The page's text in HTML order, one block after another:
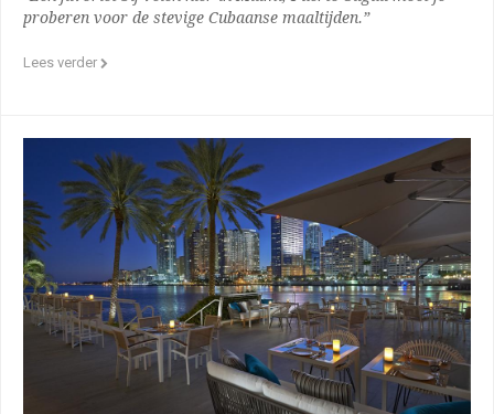
proberen voor de stevige Cubaanse maaltijden.”
Lees verder